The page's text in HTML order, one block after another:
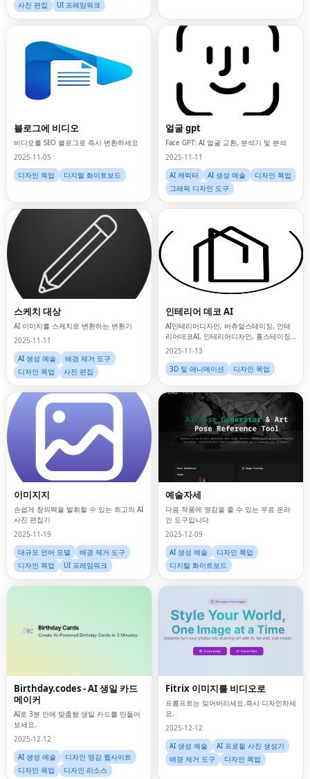
사진 편집
UI 프레임워크
블로그에 비디오
비디오를 SEO 블로그로 즉시 변환하세요
2025-11-05
디자인 목업
디지털 화이트보드
얼굴 gpt
Face GPT: AI 얼굴 교환, 분석기 및 분석
2025-11-11
AI 캐릭터
AI 생성 예술
디자인 목업
그래픽 디자인 도구
스케치 대상
AI 이미지를 스케치로 변환하는 변환기
2025-11-11
AI 생성 예술
배경 제거 도구
디자인 목업
사진 편집
인테리어 데코 AI
AI인테리어디자인, 버츄얼스테이징, 인테
리어데코AI, 인테리어디자인, 홈스테이징,
AI기반디자인, 룸리디자인,
2025-11-13
3D 및 애니메이션
디자인 목업
이미지지
손쉽게 창의력을 발휘할 수 있는 최고의 AI
사진 편집기
2025-11-19
대규모 언어 모델
배경 제거 도구
디자인 목업
UI 프레임워크
예술자세
다음 작품에 영감을 줄 수 있는 무료 온라
인 도구입니다.
2025-12-09
AI 생성 예술
디자인 목업
디지털 화이트보드
Birthday.codes - AI 생일 카드
메이커
AI로 3분 안에 맞춤형 생일 카드를 만들어
보세요.
2025-12-12
AI 생성 예술
디자인 영감 웹사이트
디자인 목업
디자인 리소스
Fitrix 이미지를 비디오로
프롬프트는 잊어버리세요.즉시 디자인하세
요.
2025-12-12
AI 생성 예술
AI 프로필 사진 생성기
배경 제거 도구
디자인 목업